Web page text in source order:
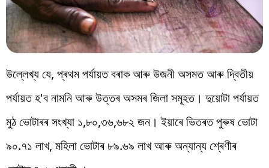
উল্লেখ্য যে, প্ৰথম পৰ্যায়ত বৰাক আৰু উজনী অসমত আৰু দ্বিতীয়
পৰ্যায়ত হ'ব নামনি আৰু উত্তৰ অসমৰ জিলা সমূহত। দুয়োটা পৰ্যায়ত
মুঠ ভোটাৰৰ সংখ্যা ১,৮০,৩৬,৬৮২ জন। ইয়াৰে ভিতৰত পুৰুষ ভোটা
৯০.৭১ লাখ, মহিলা ভোটাৰ ৮৯.৬৯ লাখ আৰু অন্যান্য শ্ৰেণীৰ